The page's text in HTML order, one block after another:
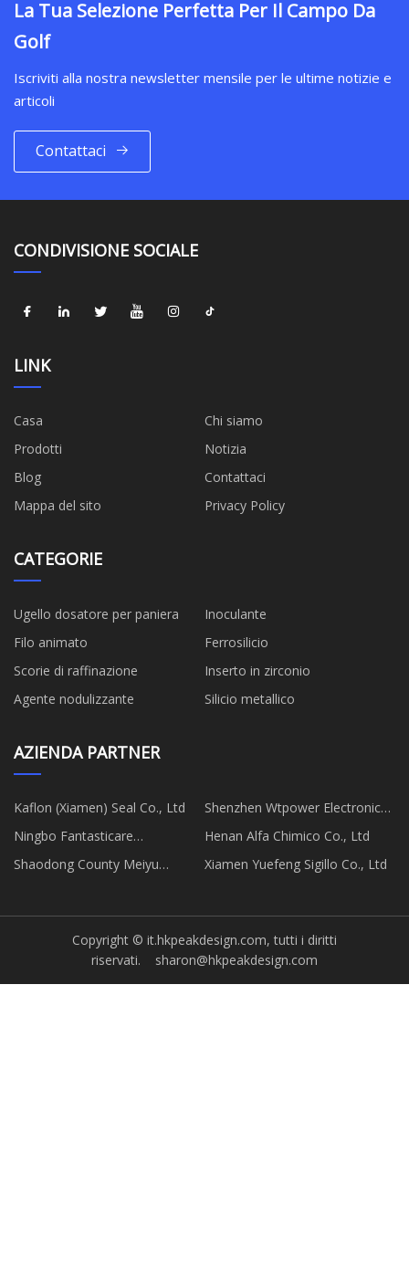
La Tua Selezione Perfetta Per Il Campo Da
Golf
Iscriviti alla nostra newsletter mensile per le ultime notizie e
articoli
Contattaci
CONDIVISIONE SOCIALE
LINK
Casa
Chi siamo
Prodotti
Notizia
Blog
Contattaci
Mappa del sito
Privacy Policy
CATEGORIE
Ugello dosatore per paniera
Inoculante
Filo animato
Ferrosilicio
Scorie di raffinazione
Inserto in zirconio
Agente nodulizzante
Silicio metallico
AZIENDA PARTNER
Kaflon (Xiamen) Seal Co., Ltd
Shenzhen Wtpower Electronic
Tech Co., Ltd
Ningbo Fantasticare
International Trade Co., Ltd.
Henan Alfa Chimico Co., Ltd
Shaodong County Meiyu
Xiamen Yuefeng Sigillo Co., Ltd
Copyright © it.hkpeakdesign.com, tutti i diritti
riservati. sharon@hkpeakdesign.com